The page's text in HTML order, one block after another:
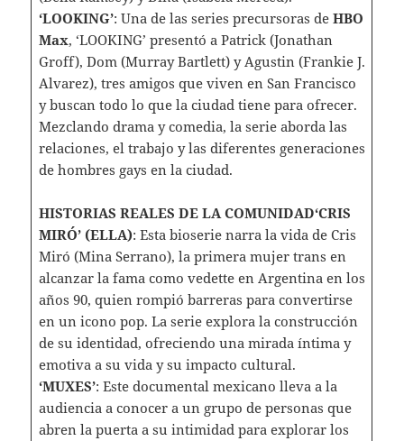
‘LOOKING’: Una de las series precursoras de HBO
Max, ‘LOOKING’ presentó a Patrick (Jonathan
Groff), Dom (Murray Bartlett) y Agustin (Frankie J.
Alvarez), tres amigos que viven en San Francisco
y buscan todo lo que la ciudad tiene para ofrecer.
Mezclando drama y comedia, la serie aborda las
relaciones, el trabajo y las diferentes generaciones
de hombres gays en la ciudad.
HISTORIAS REALES DE LA COMUNIDAD‘CRIS
MIRÓ’ (ELLA): Esta bioserie narra la vida de Cris
Miró (Mina Serrano), la primera mujer trans en
alcanzar la fama como vedette en Argentina en los
años 90, quien rompió barreras para convertirse
en un icono pop. La serie explora la construcción
de su identidad, ofreciendo una mirada íntima y
emotiva a su vida y su impacto cultural.
‘MUXES’: Este documental mexicano lleva a la
audiencia a conocer a un grupo de personas que
abren la puerta a su intimidad para explorar los